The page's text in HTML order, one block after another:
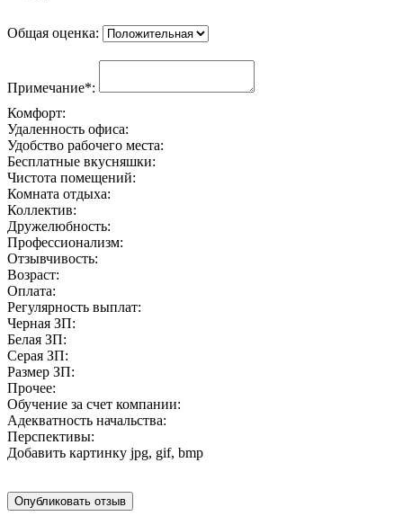
Общая оценка:
Примечание*:
Комфорт:
Удаленность офиса:
Удобство рабочего места:
Бесплатные вкусняшки:
Чистота помещений:
Комната отдыха:
Коллектив:
Дружелюбность:
Профессионализм:
Отзывчивость:
Возраст:
Оплата:
Регулярность выплат:
Черная ЗП:
Белая ЗП:
Серая ЗП:
Размер ЗП:
Прочее:
Обучение за счет компании:
Адекватность начальства:
Перспективы:
Добавить картинку jpg, gif, bmp